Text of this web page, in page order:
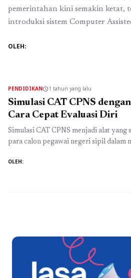
pemerintahan kini semakin ketat,
introduksi sistem Computer
efektif untuk mempersiapkan diri
pengetahuan, tetapi juga melatih
Selengkapnya
OLEH:
PENDIDIKANschedule1 tahun yang lalu
Simulasi CAT CPNS
Cara Cepat Evaluasi Diri
Simulasi CAT CPNS menjadi alat yang
para calon pegawai negeri sipil dalam
canggih, CAT CPNS (Computer
OLEH: